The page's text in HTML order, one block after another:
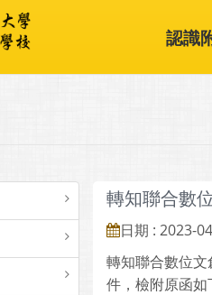
認識
轉知聯合數
日期 : 2023-
轉知聯合數位
件，檢附原函如